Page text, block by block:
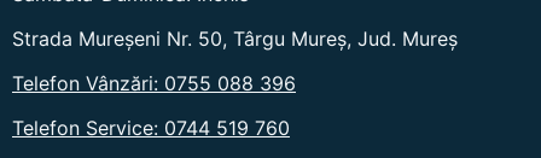
Strada Mureșeni Nr. 50, Târgu Mureș, Jud. Mureș
Telefon Vânzări: 0755 088 396
Telefon Service: 0744 519 760